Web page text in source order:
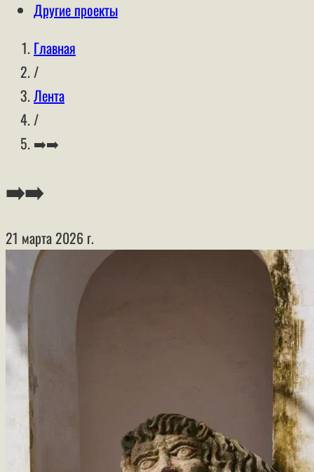
Другие проекты
Главная
/
Лента
/
➡️➡️
➡️➡️
21 марта 2026 г.